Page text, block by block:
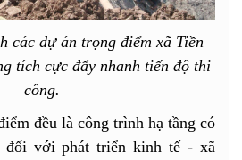
các dự án trọng điểm xã Tiền
tích cực đẩy nhanh tiến độ thi
công.
đều là công trình hạ tầng có
đối với phát triển kinh tế - xã